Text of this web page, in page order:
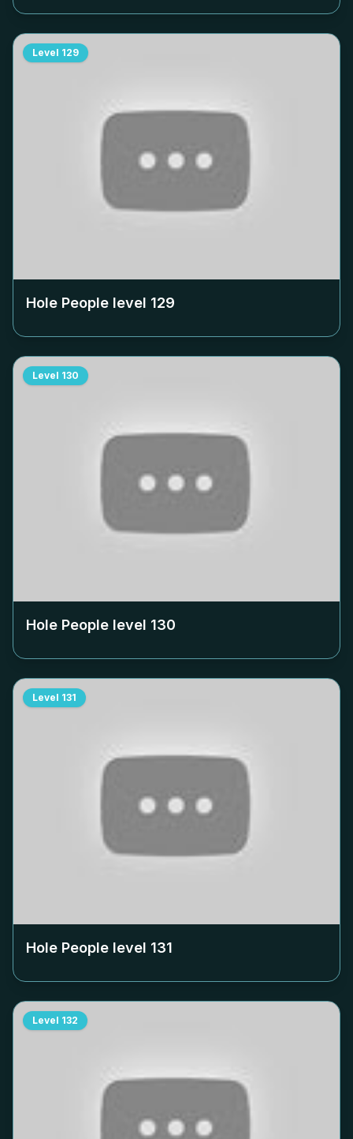
Level 129
Hole People level 129
Level 130
Hole People level 130
Level 131
Hole People level 131
Level 132